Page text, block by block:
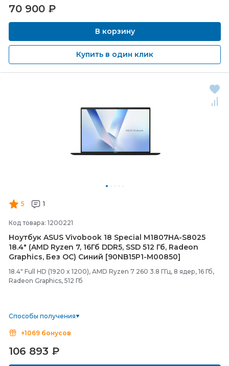
70 900 ₽
В корзину
Купить в один клик
5 1
Код товара: 1200221
Ноутбук ASUS Vivobook 18 Special M1807HA-S8025
18.4" (AMD Ryzen 7, 16Гб DDR5, SSD 512 Гб, Radeon
Graphics, Без ОС) Синий [90NB15P1-M00850]
18.4" Full HD (1920 x 1200), AMD Ryzen 7 260 3.8 ГГц, 8 ядер, 16 Гб,
Radeon Graphics, 512 Гб
Способы получения
+1069 бонусов
106 893 ₽